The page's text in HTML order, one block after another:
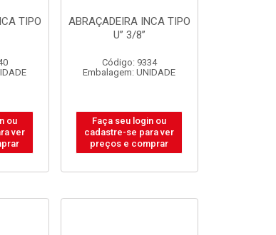
TIPO
ou
ver
ABRAÇADEIRA INCA TIPO
U” 3/8”
Código: 9334
Embalagem: UNIDADE
Faça seu login ou
cadastre-se para ver
preços e comprar